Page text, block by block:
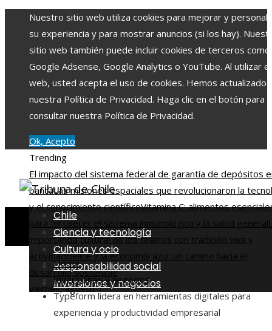
Nuestro sitio web utiliza cookies para mejorar y
su experiencia y para mostrar anuncios (si los hay).
sitio web también puede incluir cookies de terceros como
Google Adsense, Google Analytics o YouTube. Al utilizar
web, usted acepta el uso de cookies. Hemos actualizado
nuestra Política de Privacidad. Haga clic en el botón para
consultar nuestra Política de Privacidad.
Ok, Acepto
Trending
El impacto del sistema federal de garantía de depósitos
bancaLas misiones espaciales que revolucionaron la
y el conocimiento científicoVitamina C: alimentos
para fortalecer el sistema inmunológico y la salud general
importancia cultural de los teatros con tradición viva y
actividadBelice y la economía azul: un camino hacia el
desarrollo sostenible
viernes, agosto 7
Chile
Ciencia y tecnología
Cultura y ocio
Responsabilidad social
Inversiones y negocios
Home
Inversiones y negocios
Typeform lidera en herramientas digitales para
experiencia y productividad empresarial